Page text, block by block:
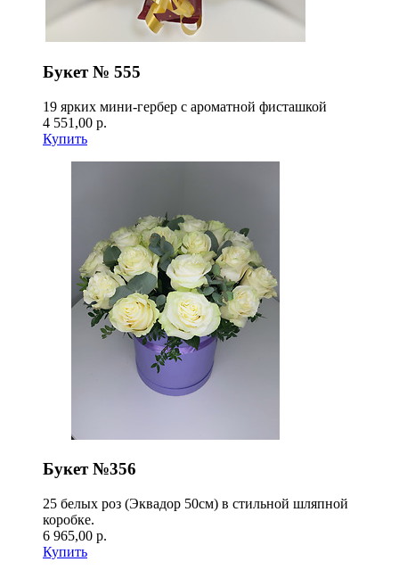
Букет № 555
19 ярких мини-гербер с ароматной фисташкой
4 551,00 р.
Купить
Букет №356
25 белых роз (Эквадор 50см) в стильной шляпной
коробке.
6 965,00 р.
Купить